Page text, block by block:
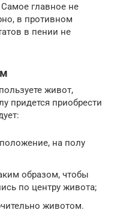
главное не
в противном
в пении не
живот,
придется приобрести
на полу
образом, чтобы
по центру живота;
животом.